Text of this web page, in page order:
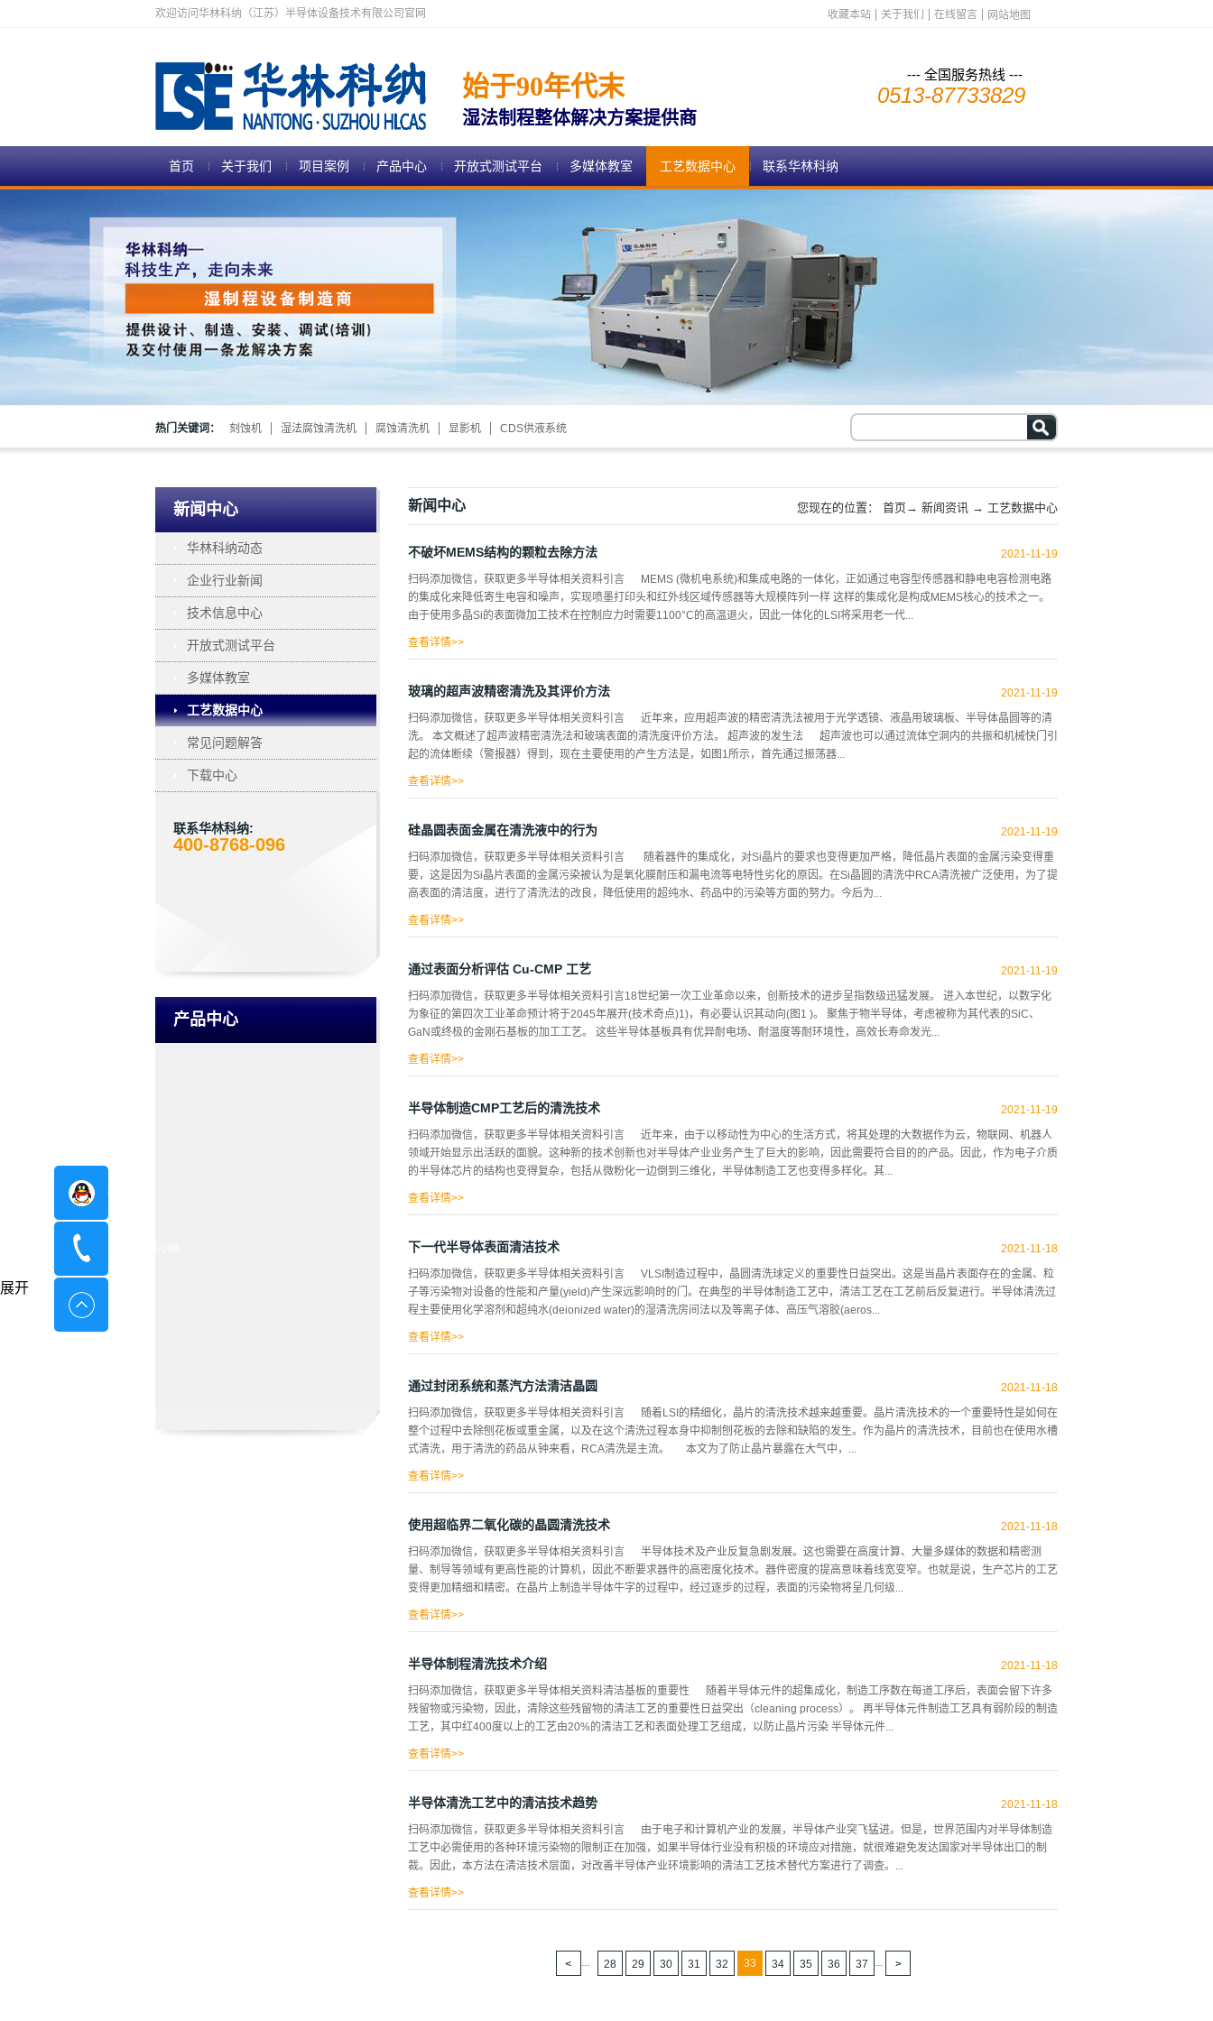
欢迎访问华林科纳（江苏）半导体设备技术有限公司官网 收藏本站 关于我们 在线留言 网站地图
始于90年代末
湿法制程整体解决方案提供商
--- 全国服务热线 ---
0513-87733829
首页 关于我们 项目案例 产品中心 开放式测试平台 多媒体教室 工艺数据中心 联系华林科纳
热门关键词： 刻蚀机 湿法腐蚀清洗机 腐蚀清洗机 显影机 CDS供液系统
新闻中心
华林科纳动态
企业行业新闻
技术信息中心
开放式测试平台
多媒体教室
工艺数据中心
常见问题解答
下载中心
联系华林科纳:
400-8768-096
产品中心
新闻中心 您现在的位置： 首页→ 新闻资讯 → 工艺数据中心
不破坏MEMS结构的颗粒去除方法
扫码添加微信，获取更多半导体相关资料引言 MEMS (微机电系统)和集成电路的一体化，正如通过电容型传感器和静电电容检测电路
的集成化来降低寄生电容和噪声，实现喷墨打印头和红外线区域传感器等大规模阵列一样 这样的集成化是构成MEMS核心的技术之一。
由于使用多晶Si的表面微加工技术在控制应力时需要1100°C的高温退火，因此一体化的LSI将采用老一代...
圆，将两者在晶圆级接合的方法。 这种集成化方法具有可以用最合适的工艺和材料分别制作MEMS和LSI的优点。以上述集成化为代表，
滑且正常的接合面，但由于MEMS的复杂化，粒子污染的可能性增加，同时也增加了清洗的难度。 在去除MEMS晶圆上的粒子时，与
LSI制造工序相同，也利用了以过氧化氢（H2O2）为基础的RCA清洗，但随着应去除的粒子的细微化，RCA清洗的粒子去除率降低，另
外，对于形成金属电极的晶圆，腐蚀性RCA清洗的应用变得困难。 实验 作为清洗评价用的晶圆...
2021-11-19
查看详情>>
玻璃的超声波精密清洗及其评价方法
扫码添加微信，获取更多半导体相关资料引言 近年来，应用超声波的精密清洗法被用于光学透镜、液晶用玻璃板、半导体晶圆等的清
洗。 本文概述了超声波精密清洗法和玻璃表面的清洗度评价方法。 超声波的发生法 超声波也可以通过流体空洞内的共振和机械快门引
起的流体断续（警报器）得到，现在主要使用的产生方法是，如图1所示，首先通过振荡器...
法。 超音波精密洗浄方法 作为光学透镜、玻璃板、液晶用玻璃板等的清洗，以及半导体晶圆、玻璃掩膜等的清洗，近年来在精密清洗
洗目的不同而不同，作为光学透镜、玻璃板等多槽式清洗工序，表2～4工序使用最多。 另外，外观如照片1所示。 表2 多槽式洗浄工
程 表4 多槽式洗浄工程 清洗工序的主要液体组成和液体管理如下所示： 有机溶剂。作为溶解力优异的有机溶剂，一般使用三氯乙
烯、全氯乙烯、1.1.1-三氯乙烷、二...
2021-11-19
查看详情>>
硅晶圆表面金属在清洗液中的行为
扫码添加微信，获取更多半导体相关资料引言 随着器件的集成化，对Si晶片的要求也变得更加严格，降低晶片表面的金属污染变得重
要，这是因为Si晶片表面的金属污染被认为是氧化膜耐压和漏电流等电特性劣化的原因。在Si晶圆的清洗中RCA清洗被广泛使用，为了提
高表面的清洁度，进行了清洗法的改良，降低使用的超纯水、药品中的污染等方面的努力。今后为...
的行为不同，在本文中，介绍了关于Si晶圆表面金属在清洗液中的行为的最近的研究例子。 RCA洗净 除去Si晶圆表面污染的RCA清洗
粒子），通过HF除去自然氧化膜和膜中的污染，通过HGl/H2 O2/H2O除去金属污染，形成纯净的自然氧化膜。对于金属污染的除去能
力，在各个液体中是不同的。酸系的清洗对Fe，Al，Zn的去除能力很高。与此相对，氨系的清洗对Ni，Cu的去除效果很高 晶圆表面金属
污染评价法 Si晶圆表面金属污染降低到现在的101...
2021-11-19
查看详情>>
通过表面分析评估 Cu-CMP 工艺
扫码添加微信，获取更多半导体相关资料引言18世纪第一次工业革命以来，创新技术的进步呈指数级迅猛发展。 进入本世纪，以数字化
为象征的第四次工业革命预计将于2045年展开(技术奇点)1)，有必要认识其动向(图1 )。 聚焦于物半导体，考虑被称为其代表的SiC、
GaN或终极的金刚石基板的加工工艺。 这些半导体基板具有优异耐电场、耐温度等耐环境性，高效长寿命发光...
状的研磨/CMP，追溯新奇的加工提案技术的足迹。 在此基础上，以应对当今课题的新思路为线索，提出新一代半导体工艺技术的突破。
过以往的机械研磨(抛光)作用，难以无限无干扰地使Ge和Si等单晶的原子排列成为平滑的镜面，无法发挥晶体所具有的特异特性，因此无
法得到期望的器件特性。 因此，作为新加工方法，有化学(溶解)作用机械作用复合化的CMP被提出来，通过这种CMP技术的诞生成为了
现在ICT社会的驱动力。 该CMP是20世纪60年代中期由美国的IBM、贝尔研究所等提出的，被称为CMP或MCP。 到了20世纪70年代以
后，以Moore定律为象征的半导...
2021-11-19
查看详情>>
半导体制造CMP工艺后的清洗技术
扫码添加微信，获取更多半导体相关资料引言 近年来，由于以移动性为中心的生活方式，将其处理的大数据作为云，物联网、机器人
领域开始显示出活跃的面貌。这种新的技术创新也对半导体产业业务产生了巨大的影响，因此需要符合目的的产品。因此，作为电子介质
的半导体芯片的结构也变得复杂，包括从微粉化一边倒到三维化，半导体制造工艺也变得多样化。其...
要更严格地管理半导体芯片中使用的材料的变化、平坦度和缺陷的问题，尽管用于嵌入和平坦化的基本工艺保持不变。在此，从CMP装
仅有助于考虑下一工艺的晶圆，而且有助于考虑洁净室。此外，可以稳定地缩短从抛光到清洁装置的时间，并且增加了容易粘附的浆料的
去除效果，从而改善了晶片表面的清洁度。本文描述了从基本作用到设备的发展，以考虑在第二代中对每个CMP要执行的清洁方法和设
备中的机制。 药液和装置的基本 图2对抛光后晶圆的表面状态和后续清洗，用一个简单的图展示了比较复杂的Cu-CMP工...
2021-11-19
查看详情>>
下一代半导体表面清洁技术
扫码添加微信，获取更多半导体相关资料引言 VLSI制造过程中，晶圆清洗球定义的重要性日益突出。这是当晶片表面存在的金属、粒
子等污染物对设备的性能和产量(yield)产生深远影响时的门。在典型的半导体制造工艺中，清洁工艺在工艺前后反复进行。半导体清洗过
程主要使用化学溶剂和超纯水(deionized water)的湿清洗房间法以及等离子体、高压气溶胶(aeros...
洗技术和新一代清洗技术，并对每种方法进行比较考察。 晶片清洗问题 近年来，随着电路线宽的精细化、铜和低介电膜等新材料的招
发、集成清洗解决方案等各种技术需求都在面临。最近，作为半导体布线材料，铜正在取代现有的铝，现有的绝缘材料硅氧化膜(SiO2)正
在被低介电材料取代。铜提高布线速度“I”，但对腐蚀相当敏感，使用强化学液的传统湿洗方法难以清洁表面，急需开发新的化学液。另
外，低介电膜的情况也是由于膜质的多孔性和延展性特性，容易对现有化学液造成损伤的缺点，因此，尽管有优秀的绝缘特性，但其使用
受到限制。 ...
2021-11-18
查看详情>>
通过封闭系统和蒸汽方法清洁晶圆
扫码添加微信，获取更多半导体相关资料引言 随着LSI的精细化，晶片的清洗技术越来越重要。晶片清洗技术的一个重要特性是如何在
整个过程中去除刨花板或重金属，以及在这个清洗过程本身中抑制刨花板的去除和缺陷的发生。作为晶片的清洗技术，目前也在使用水槽
式清洗，用于清洗的药品从钟来看，RCA清洗是主流。 本文为了防止晶片暴露在大气中，...
性能。 封闭系统 晶片所有药液的处理都是用一组完全封闭的状态进行的。图1(a)是药液处理和纯水引起的LINS时的状态，药液从组的
片从洗涤丸料到洗涤丸料都不会接触到所有大气。图1(b)处于干燥状态，加热到45℃的IPA的Vapor由万亿上部供应，同时纯的排水
(drain)从万亿下部开始，纯数和IPA蒸发(vapor)的界面形成IPA的层宽约1.5厘米。随着这一层IPA穿过晶片表面，晶片表面的纯价值被IPA
取代。最后，乔内部被氮气挖走，晶片表面完全干燥。像这样，晶片从清洁开始到干燥结束，不暴露...
2021-11-18
查看详情>>
使用超临界二氧化碳的晶圆清洗技术
扫码添加微信，获取更多半导体相关资料引言 半导体技术及产业反复急剧发展。这也需要在高度计算、大量多媒体的数据和精密测
量、制导等领域有更高性能的计算机，因此不断要求器件的高密度化技术。器件密度的提高意味着线宽变窄。也就是说，生产芯片的工艺
变得更加精细和精密。在晶片上制造半导体牛字的过程中，经过逐步的过程，表面的污染物将呈几何级...
除晶片表面的所有污染物，但这几乎是不可能的。因此高密度电路的性能。信赖性和生产良品率是由制作时使用的晶片或制作后元件表面
术不是半导体器件的清洁，而是半导体器件的制造技术。 半导体晶片清洗技术 半导体制造工艺可以大致分为硅片制造工艺、氧化和沉
积工艺、光刻工艺、蚀刻工艺、离子注入工艺、等离子烧结工艺和光子晶体剥离工艺，工艺和工艺之间需要大量的清洗工艺
(FIGUREST)。蚀刻和离子注入过程需要30次以上，具体取决于半导体的高密度聚集，每个过程后必须进行清洗和冲洗3次以上，以清除
残留的波多黎各或污染物。单独的干燥过程必不可少。半导体晶片上有很多...
2021-11-18
查看详情>>
半导体制程清洗技术介绍
扫码添加微信，获取更多半导体相关资料清洁基板的重要性 随着半导体元件的超集成化，制造工序数在每道工序后，表面会留下许多
残留物或污染物，因此，清除这些残留物的清洁工艺的重要性日益突出（cleaning process）。 再半导体元件制造工艺具有弱阶段的制造
工艺，其中红400度以上的工艺由20%的清洁工艺和表面处理工艺组成，以防止晶片污染 半导体元件...
影响特别大，因此必须消除。 表面清洁技术 目前半导体制造工艺中，在硅基板上生成的主要污染物是:刨花油；金属污染物自然氧化膜
氧化和蚀刻反应有效地清除有机污染物或粒子，而使用酸性溶液的SC-2清洗可以溶解金属杂质，形成为络合剂时，用于从硅基底表面解
吸金属杂质。 这种湿式洗脱法是目前半导体器件制造工艺中使用最广泛的洗脱法，因为它具有以下优点。 DI water rinse的优点是可
以，干燥后残留物很少，并且可以根据要去除的污染物使用适当的多种化学溶液等...
2021-11-18
查看详情>>
半导体清洗工艺中的清洁技术趋势
扫码添加微信，获取更多半导体相关资料引言 由于电子和计算机产业的发展，半导体产业突飞猛进。但是，世界范围内对半导体制造
工艺中必需使用的各种环境污染物的限制正在加强，如果半导体行业没有积极的环境应对措施，就很难避免发达国家对半导体出口的制
裁。因此，本方法在清洁技术层面，对改善半导体产业环境影响的清洁工艺技术替代方案进行了调查。...
都是在多晶溶解后，通过浸泡单晶的种子（Seed），得到与种子晶体具有相同结晶方位的棒补洋单晶的方法。另一方面，切片是将这种
制造出来的Si棒进行有针对性的切割的过程，大约一英寸长，可以产生28个晶片。照相石板工艺是在晶片上喷涂光刻胶后，是利用设计
2021-11-18
查看详情>>
... 28 29 30 31 32 33 34 35 36 37 ...
在线咨询
展开